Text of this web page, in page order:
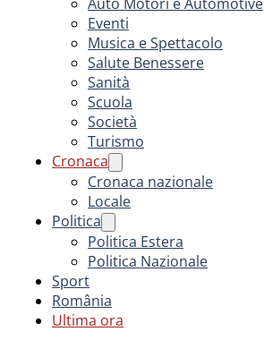
Eventi
Musica e Spettacolo
Salute Benessere
Sanità
Scuola
Società
Turismo
Cronaca
Cronaca nazionale
Locale
Politica
Politica Estera
Politica Nazionale
Sport
România
Ultima ora